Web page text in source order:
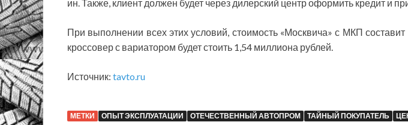
ин. Также, клиент должен будет через дилерский центр оформить кредит и
При выполнении всех этих условий, стоимость «Москвича» с МКП
кроссовер с вариатором будет стоить 1,54 миллиона рублей.
Источник: tavto.ru
МЕТКИ ОПЫТ ЭКСПЛУАТАЦИИ ОТЕЧЕСТВЕННЫЙ АВТОПРОМ ТАЙНЫЙ ПОКУПАТЕЛЬ